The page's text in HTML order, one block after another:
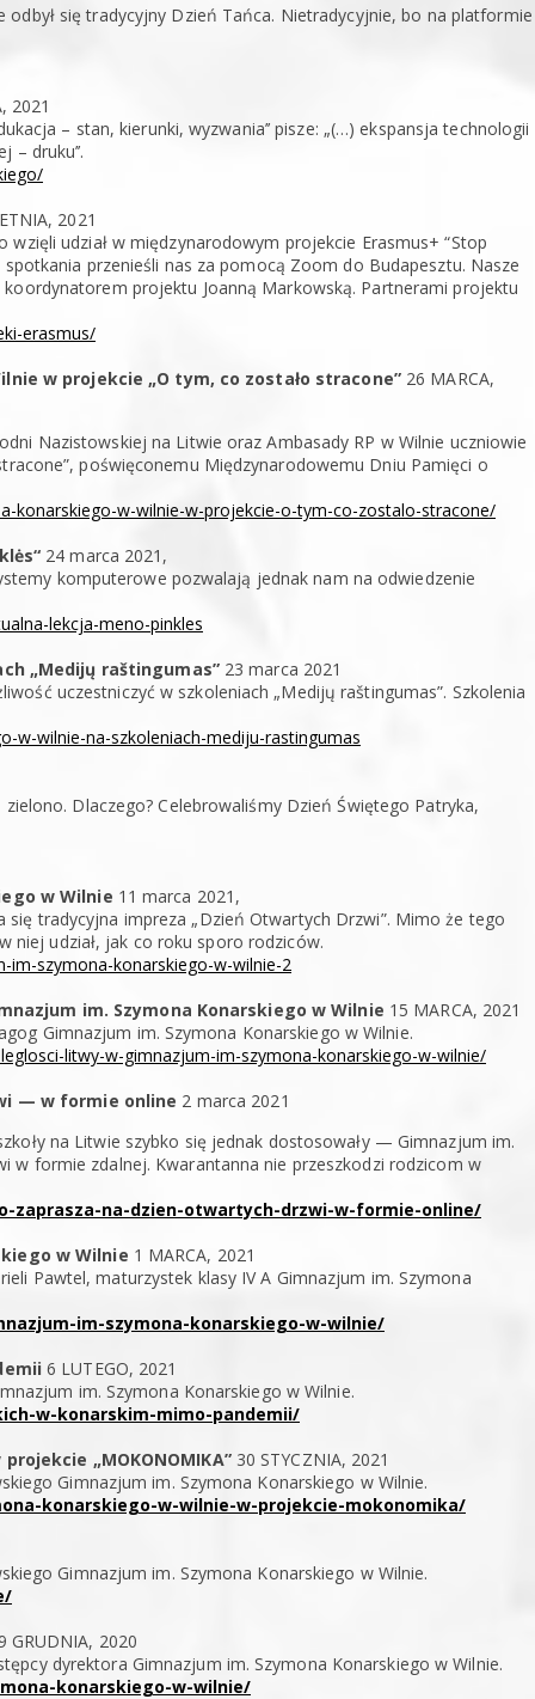
się tradycyjny Dzień Tańca. Nietradycyjnie, bo na platformie
2021
– stan, kierunki, wyzwania’’ pisze: „(…) ekspansja technologii
druku’’.
2021
udział w międzynarodowym projekcie Erasmus+ “Stop
przenieśli nas za pomocą Zoom do Budapesztu. Nasze
projektu Joanną Markowską. Partnerami projektu
erasmus/
w projekcie „O tym, co zostało stracone”26 MARCA,
Nazistowskiej na Litwie oraz Ambasady RP w Wilnie uczniowie
poświęconemu Międzynarodowemu Dniu Pamięci o
konarskiego-w-wilnie-w-projekcie-o-tym-co-zostalo-stracone/
24 marca 2021,
komputerowe pozwalają jednak nam na odwiedzenie
lekcja-meno-pinkles
„Medijų raštingumas”23 marca 2021
uczestniczyć w szkoleniach „Medijų raštingumas”. Szkolenia
w-wilnie-na-szkoleniach-mediju-rastingumas
Dlaczego? Celebrowaliśmy Dzień Świętego Patryka,
w Wilnie 11 marca 2021,
tradycyjna impreza „Dzień Otwartych Drzwi”. Mimo że tego
niej udział, jak co roku sporo rodziców.
szymona-konarskiego-w-wilnie-2
im. Szymona Konarskiego w Wilnie 15 MARCA, 2021
Gimnazjum im. Szymona Konarskiego w Wilnie.
litwy-w-gimnazjum-im-szymona-konarskiego-w-wilnie/
— w formie online 2 marca 2021
na Litwie szybko się jednak dostosowały — Gimnazjum im.
w formie zdalnej. Kwarantanna nie przeszkodzi rodzicom w
zaprasza-na-dzien-otwartych-drzwi-w-formie-online/
w Wilnie 1 MARCA, 2021
Pawtel, maturzystek klasy IV A Gimnazjum im. Szymona
im-szymona-konarskiego-w-wilnie/
6 LUTEGO, 2021
im. Szymona Konarskiego w Wilnie.
w-konarskim-mimo-pandemii/
„MOKONOMIKA”30 STYCZNIA, 2021
Gimnazjum im. Szymona Konarskiego w Wilnie.
konarskiego-w-wilnie-w-projekcie-mokonomika/
Gimnazjum im. Szymona Konarskiego w Wilnie.
GRUDNIA, 2020
dyrektora Gimnazjum im. Szymona Konarskiego w Wilnie.
konarskiego-w-wilnie/